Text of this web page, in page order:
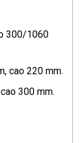
300/1060
cao 220 mm.
300 mm.